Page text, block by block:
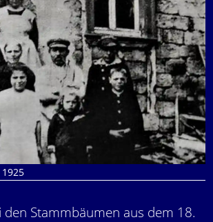
den Stammbäumen aus dem 18.